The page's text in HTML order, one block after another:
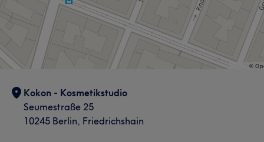
Kokon - Kosmetikstudio
Seumestraße 25
10245 Berlin, Friedrichshain